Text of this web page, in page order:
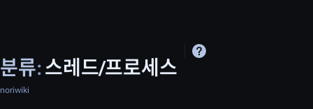
분류:스레드/프로세스
noriwiki